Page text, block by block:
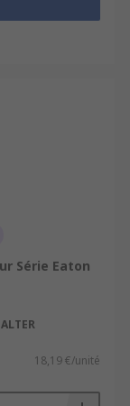
Série Eaton
18,19 €/unité